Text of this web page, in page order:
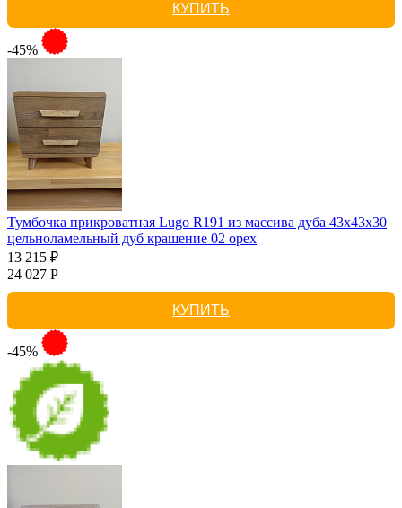
КУПИТЬ
-45%
Тумбочка прикроватная Lugo R191 из массива дуба 43х43х30
цельноламельный дуб крашение 02 орех
13 215 ₽
24 027 Р
КУПИТЬ
-45%